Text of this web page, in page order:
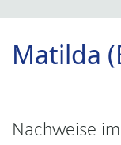
Matilda
Nachweise im